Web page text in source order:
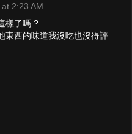
2:23 AM
樣了嗎 ?
東西的味道我沒吃也沒得評